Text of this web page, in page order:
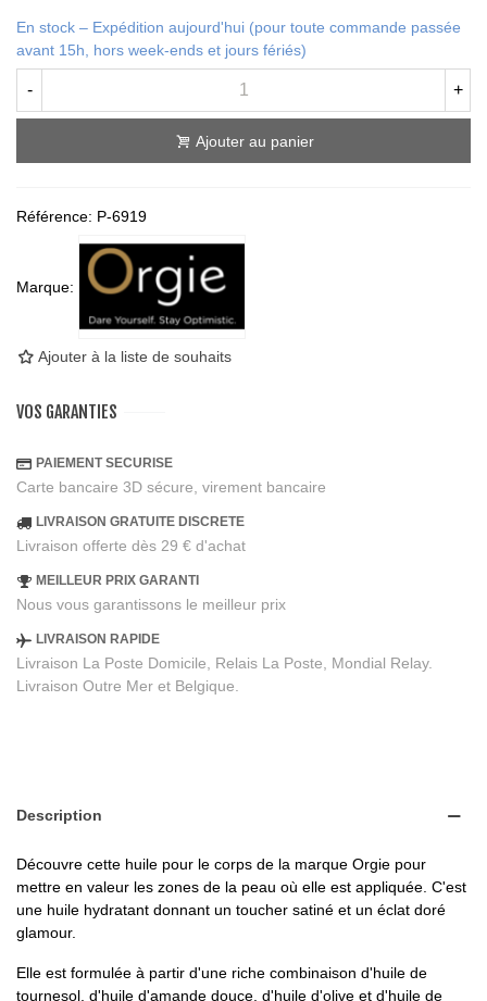
En stock – Expédition aujourd'hui (pour toute commande passée
avant 15h, hors week-ends et jours fériés)
- +
Ajouter au panier
Référence: P-6919
Marque:
Ajouter à la liste de souhaits
VOS GARANTIES
PAIEMENT SECURISE
Carte bancaire 3D sécure, virement bancaire
LIVRAISON GRATUITE DISCRETE
Livraison offerte dès 29 € d'achat
MEILLEUR PRIX GARANTI
Nous vous garantissons le meilleur prix
LIVRAISON RAPIDE
Livraison La Poste Domicile, Relais La Poste, Mondial Relay.
Livraison Outre Mer et Belgique.
Description
Découvre cette huile pour le corps de la marque Orgie pour
mettre en valeur les zones de la peau où elle est appliquée. C'est
une huile hydratant donnant un toucher satiné et un éclat doré
glamour.
Elle est formulée à partir d'une riche combinaison d'huile de
tournesol, d'huile d'amande douce, d'huile d'olive et d'huile de